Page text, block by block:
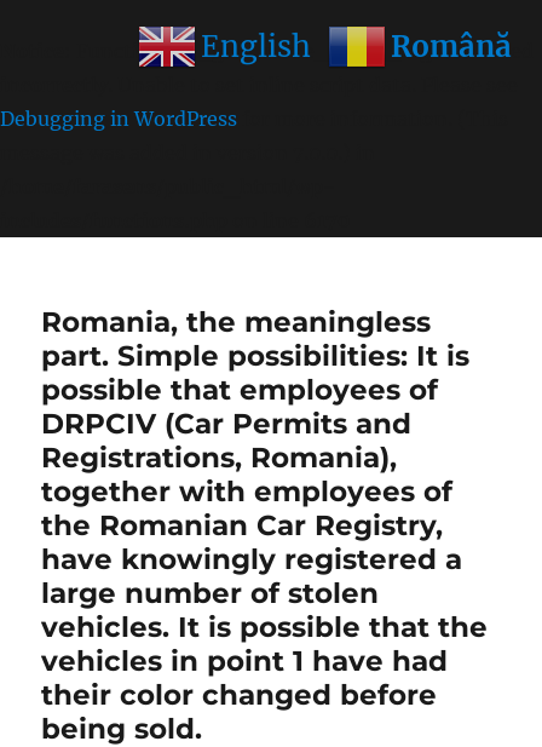
: Function wp_get_inline_script_tag was called
Debugging in WordPress
Romania, the meaningless
part. Simple possibilities: It is
possible that employees of
DRPCIV (Car Permits and
Registrations, Romania),
together with employees of
the Romanian Car Registry,
have knowingly registered a
large number of stolen
vehicles. It is possible that the
vehicles in point 1 have had
their color changed before
being sold.
English Română